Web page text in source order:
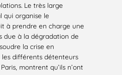
Le très large
qui organise le
à prendre en charge une
due à la dégradation de
la crise en
les différents détenteurs
montrent qu’ils n’ont